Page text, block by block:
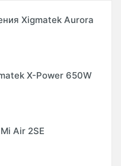
Xigmatek Aurora
X-Power 650W
Air 2SE